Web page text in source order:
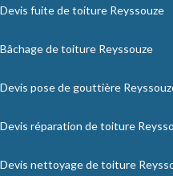
Devis fuite de toiture Reyssouze
Bâchage de toiture Reyssouze
Devis pose de gouttière
Devis réparation de toiture
Devis nettoyage de toiture